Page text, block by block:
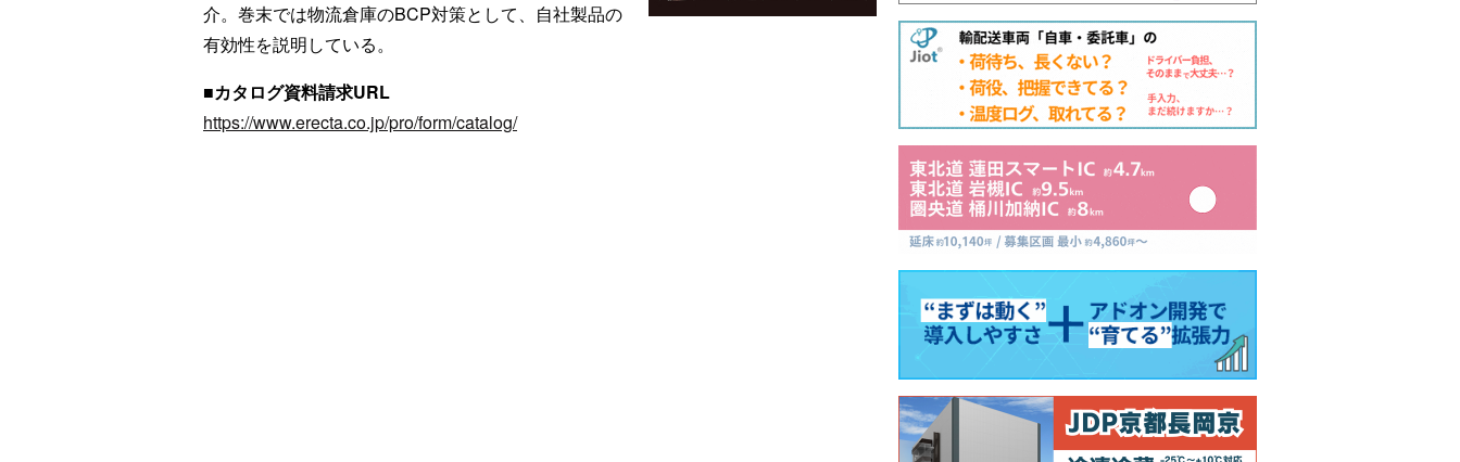
介。巻末では物流倉庫のBCP対策として、自社製品の
有効性を説明している。
■カタログ資料請求URL
https://www.erecta.co.jp/pro/form/catalog/